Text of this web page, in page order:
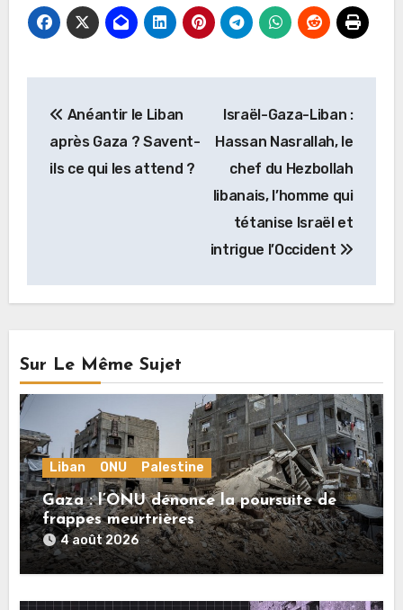
de
l’article
Anéantir le Liban
après Gaza ? Savent-
ils ce qui les attend ?
Israël-Gaza-Liban :
Hassan Nasrallah, le
chef du Hezbollah
libanais, l’homme qui
tétanise Israël et
intrigue l’Occident
Sur Le Même Sujet
Liban ONU Palestine
Gaza : l’ONU dénonce la poursuite de
frappes meurtrières
4 août 2026